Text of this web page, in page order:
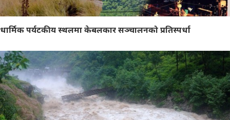
धार्मिक पर्यटकीय स्थलमा केबलकार सञ्चालनको प्रतिस्पर्धा